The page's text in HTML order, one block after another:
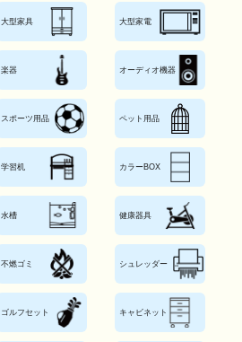
大型家具 大型家電
楽器 オーディオ機器
スポーツ用品 ペット用品
学習机 カラーBOX
水槽 健康器具
不燃ゴミ シュレッダー
ゴルフセット キャビネット